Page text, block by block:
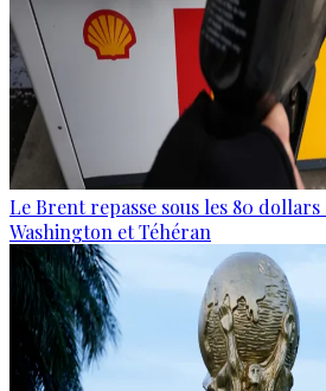
Le Brent repasse sous les 80
Washington et Téhéran